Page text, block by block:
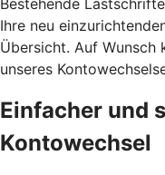
Ihre neu
Übersicht. Auf Wunsch
unseres
Einfacher und
Kontowechsel